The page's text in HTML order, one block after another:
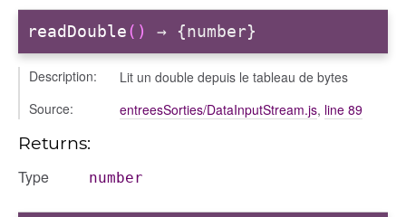
readDouble() → {number}
Description:
Lit un double depuis le tableau de bytes
Source:
entreesSorties/DataInputStream.js, line 89
Returns:
Type number